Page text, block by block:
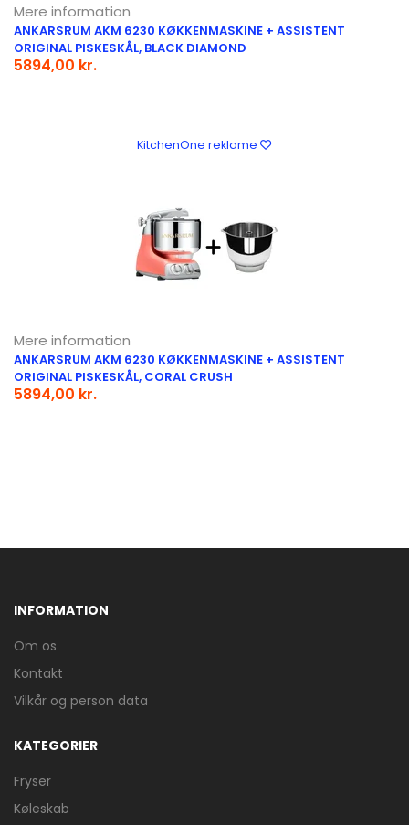
Mere information
ANKARSRUM AKM 6230 KØKKENMASKINE + ASSISTENT
ORIGINAL PISKESKÅL, BLACK DIAMOND
5894,00 kr.
KitchenOne reklame
Mere information
ANKARSRUM AKM 6230 KØKKENMASKINE + ASSISTENT
ORIGINAL PISKESKÅL, CORAL CRUSH
5894,00 kr.
INFORMATION
Om os
Kontakt
Vilkår og person data
KATEGORIER
Fryser
Køleskab